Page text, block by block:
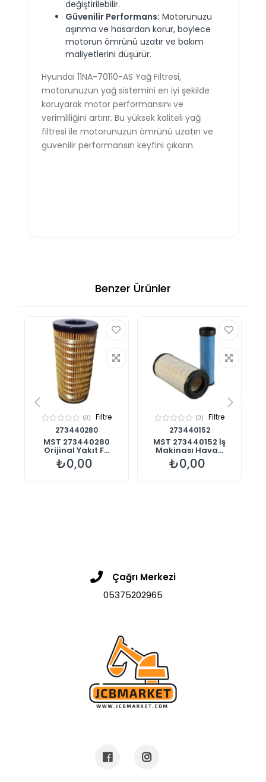
değiştirilebilir.
Güvenilir Performans: Motorunuzu
aşınma ve hasardan korur, böylece
motorun ömrünü uzatır ve bakım
maliyetlerini düşürür.
Hyundai 11NA-70110-AS Yağ Filtresi,
motorunuzun yağ sistemini en iyi şekilde
koruyarak motor performansını ve
verimliliğini artırır. Bu yüksek kaliteli yağ
filtresi ile motorunuzun ömrünü uzatın ve
güvenilir performansın keyfini çıkarın.
Benzer Ürünler
(0)
Filtre
273440280
MST 273440280
Orijinal Yakıt F...
₺0,00
(0)
Filtre
273440152
MST 273440152 İş
Makinası Hava...
₺0,00
Çağrı Merkezi
05375202965